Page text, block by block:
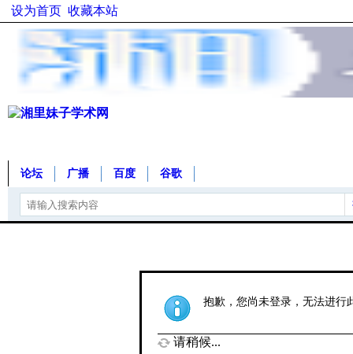
设为首页 收藏本站
论坛 广播 百度 谷歌
抱歉，您尚未登录，无法进行
请稍候...